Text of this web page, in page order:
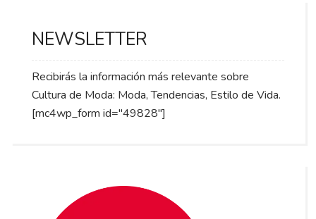
NEWSLETTER
Recibirás la información más relevante sobre
Cultura de Moda: Moda, Tendencias, Estilo de Vida.
[mc4wp_form id="49828"]